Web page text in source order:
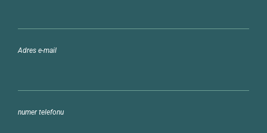
Adres e-mail
numer telefonu